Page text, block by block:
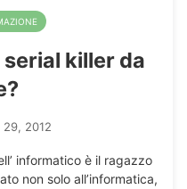
killer da
2012
informatico è il ragazzo
non solo all’informatica,